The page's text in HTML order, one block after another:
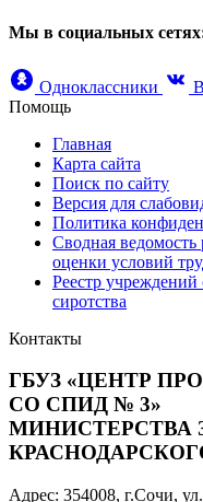
Мы в социальных
Одноклассники
Помощь
Главная
Карта сайта
Поиск по сайту
Версия для
Политика
Сводная ведомость
оценки условий
Реестр
сиротства
Контакты
ГБУЗ «ЦЕНТР
СО СПИД № 3»
МИНИСТЕРСТВА
Адрес: 354008, г.Сочи,